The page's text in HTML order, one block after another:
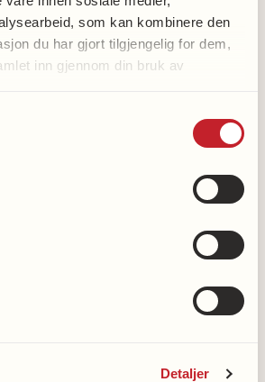
som kan kombinere den
du har gjort tilgjengelig for dem,
inn gjennom din bruk av
Detaljer